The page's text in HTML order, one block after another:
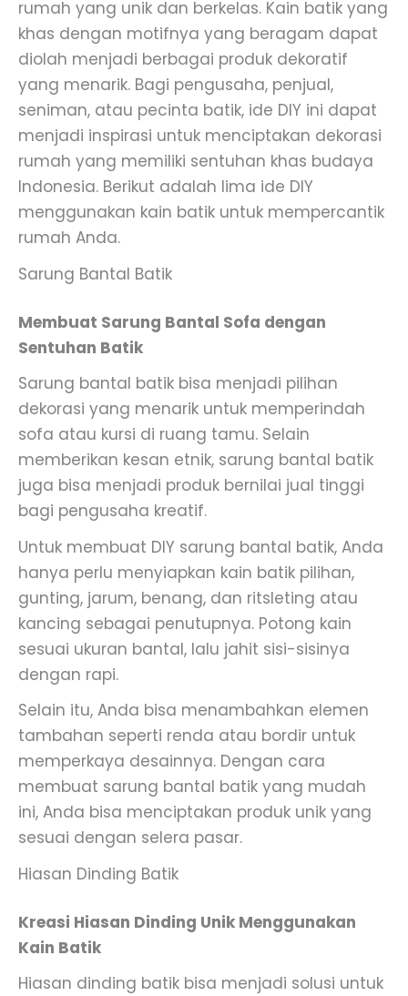
rumah yang unik dan berkelas. Kain batik yang
khas dengan motifnya yang beragam dapat
diolah menjadi berbagai produk dekoratif
yang menarik. Bagi pengusaha, penjual,
seniman, atau pecinta batik, ide DIY ini dapat
menjadi inspirasi untuk menciptakan dekorasi
rumah yang memiliki sentuhan khas budaya
Indonesia. Berikut adalah lima ide DIY
menggunakan kain batik untuk mempercantik
rumah Anda.
Sarung Bantal Batik
Membuat Sarung Bantal Sofa dengan
Sentuhan Batik
Sarung bantal batik bisa menjadi pilihan
dekorasi yang menarik untuk memperindah
sofa atau kursi di ruang tamu. Selain
memberikan kesan etnik, sarung bantal batik
juga bisa menjadi produk bernilai jual tinggi
bagi pengusaha kreatif.
Untuk membuat DIY sarung bantal batik, Anda
hanya perlu menyiapkan kain batik pilihan,
gunting, jarum, benang, dan ritsleting atau
kancing sebagai penutupnya. Potong kain
sesuai ukuran bantal, lalu jahit sisi-sisinya
dengan rapi.
Selain itu, Anda bisa menambahkan elemen
tambahan seperti renda atau bordir untuk
memperkaya desainnya. Dengan cara
membuat sarung bantal batik yang mudah
ini, Anda bisa menciptakan produk unik yang
sesuai dengan selera pasar.
Hiasan Dinding Batik
Kreasi Hiasan Dinding Unik Menggunakan
Kain Batik
Hiasan dinding batik bisa menjadi solusi untuk